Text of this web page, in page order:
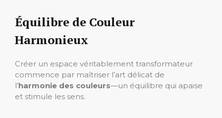
Équilibre de Couleur
Harmonieux
Créer un espace véritablement transformateur
commence par maîtriser l’art délicat de
l’harmonie des couleurs—un équilibre qui apaise
et stimule les sens.